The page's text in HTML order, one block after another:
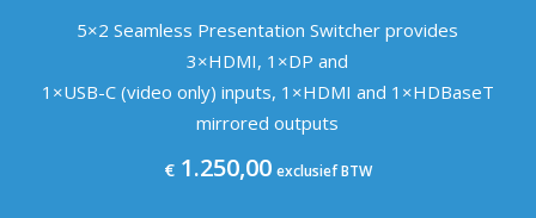
5×2 Seamless Presentation Switcher provides
3×HDMI, 1×DP and
1×USB-C (video only) inputs, 1×HDMI and 1×HDBaseT
mirrored outputs
€1.250,00 exclusief BTW